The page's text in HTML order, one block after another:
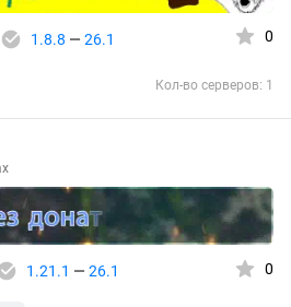
1.8.8 — 26.1 0
Кол-во серверов: 1
1.21.1 — 26.1 0